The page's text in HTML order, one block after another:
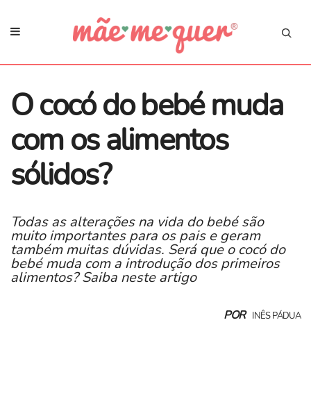
O cocó do bebé muda
com os alimentos
sólidos?
Todas as alterações na vida do bebé são
muito importantes para os pais e geram
também muitas dúvidas. Será que o cocó do
bebé muda com a introdução dos primeiros
alimentos? Saiba neste artigo
POR INÊS PÁDUA